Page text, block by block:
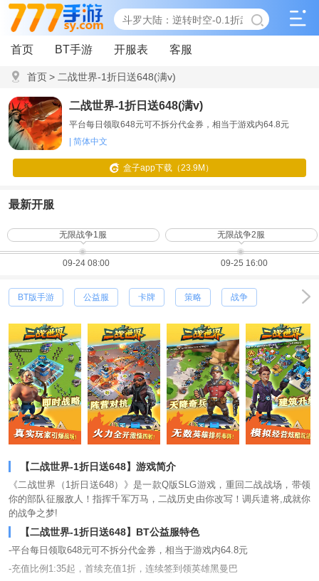
首页 BT手游 开服表 客服
首页> 二战世界-1折日送648(满v)
二战世界-1折日送648(满v)
平台每日领取648元可不拆分代金券，相当于游戏内64.8元
| 简体中文
盒子app下载（23.9M）
最新开服
无限战争1服
09-24 08:00
无限战争2服
09-25 16:00
BT版手游 公益服 卡牌 策略 战争
【二战世界-1折日送648】游戏简介
《二战世界（1折日送648）》是一款Q版SLG游戏，重回二战战场，带领
你的部队征服敌人！指挥千军万马，二战历史由你改写！调兵遣将,成就你
的战争之梦!
【二战世界-1折日送648】BT公益服特色
-平台每日领取648元可不拆分代金券，相当于游戏内64.8元
-充值比例1:35起，首续充值1折，连续签到领英雄黑曼巴